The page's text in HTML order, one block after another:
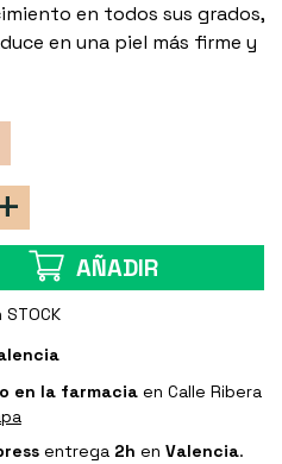
en todos sus grados,
en una piel más firme y
AÑADIR
en la farmaciaen Calle Ribera
entrega 2h en Valencia.